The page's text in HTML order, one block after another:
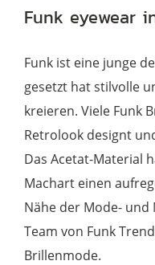
Funk eyewear
Funk ist eine junge
gesetzt hat stilvolle
kreieren. Viele Funk
Retrolook designt
Das Acetat-Material
Machart einen
Nähe der Mode- und
Team von Funk
Brillenmode.